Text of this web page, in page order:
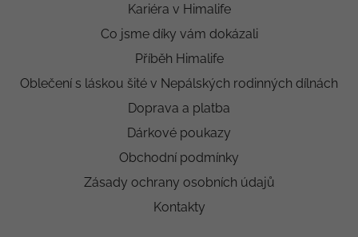
Kariéra v Himalife
Co jsme díky vám dokázali
Příběh Himalife
Oblečení s láskou šité v Nepálských rodinných dílnách
Doprava a platba
Dárkové poukazy
Obchodní podmínky
Zásady ochrany osobních údajů
Kontakty